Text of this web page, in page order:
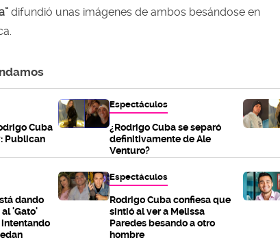
difundió unas imágenes de ambos besándose en
Cuba
Publican
Espectáculos
¿Rodrigo Cuba se separó
definitivamente de Ale
Venturo?
dando
'Gato'
intentando
Espectáculos
Rodrigo Cuba confiesa que
sintió al ver a Melissa
Paredes besando a otro
hombre